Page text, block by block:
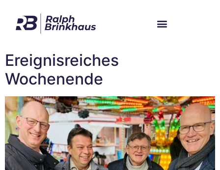
Ereignisreiches
Wochenende